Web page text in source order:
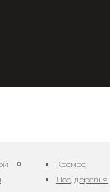
Космос
Лес, деревья,